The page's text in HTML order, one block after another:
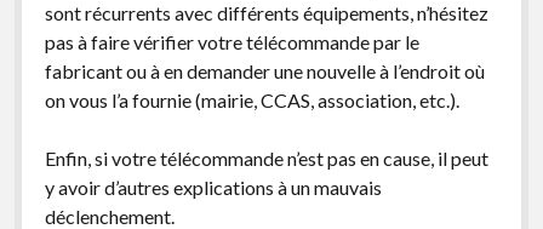
sont récurrents avec différents équipements, n’hésitez
pas à faire vérifier votre télécommande par le
fabricant ou à en demander une nouvelle à l’endroit où
on vous l’a fournie (mairie, CCAS, association, etc.).
Enfin, si votre télécommande n’est pas en cause, il peut
y avoir d’autres explications à un mauvais
déclenchement.